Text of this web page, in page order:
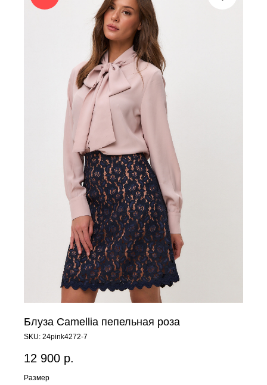
Блуза Camellia пепельная роза
SKU: 24pink4272-7
12 900 р.
Размер